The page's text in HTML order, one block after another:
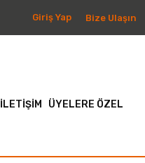
Giriş Yap Bize Ulaşın
İLETİŞİM ÜYELERE ÖZEL